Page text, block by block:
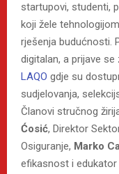
startupovi, studenti,
koji žele
rješenja budućnosti.
digitalan, a prijave
LAQO gdje su
sudjelovanja,
Članovi stručnog
Ćosić, Direktor
Osiguranje, Marko
efikasnost i